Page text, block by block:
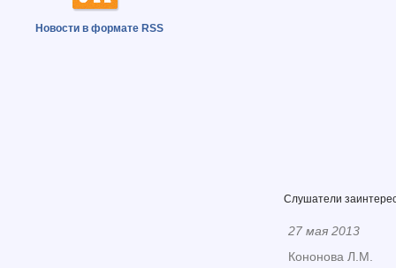
Новости в формате RSS
Слушатели
27 мая 2013
Кононова Л.М.